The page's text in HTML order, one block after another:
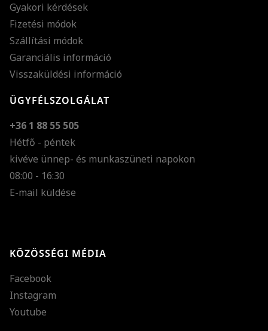
Gyakori kérdések
Fizetési módok
Szállítási módok
Garanciális információ
Visszaküldési információ
ÜGYFÉLSZOLGÁLAT
+36 1 88 55 505
Hétfő - péntek
kivéve ünnep- és munkaszüneti napokon
08:00 - 16:30
E-mail küldése
KÖZÖSSÉGI MÉDIA
Facebook
Instagram
Youtube